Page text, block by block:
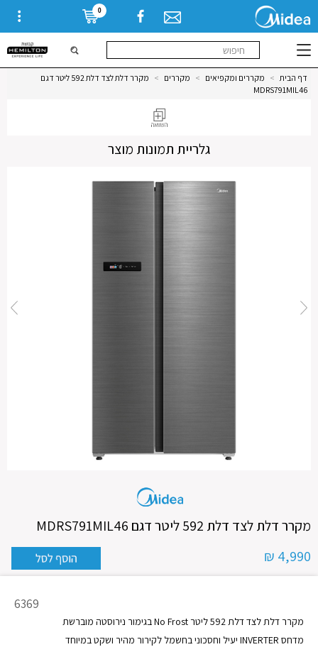
0
דף הבית > מקררים ומקפיאים > מקררים >
מקרר דלת לצד דלת 592 ליטר דגם
MDRS791MIL46
גלריית תמונות מוצר
מקרר דלת לצד דלת 592 ליטר דגם MDRS791MIL46
4,990 ₪
מק"ט
6369
מקרר דלת לצד דלת 592 ליטר No Frost בגימור נירוסטה מוברשת
מדחס INVERTER יעיל וחסכוני בחשמל לקירור מהיר ושקט במיוחד